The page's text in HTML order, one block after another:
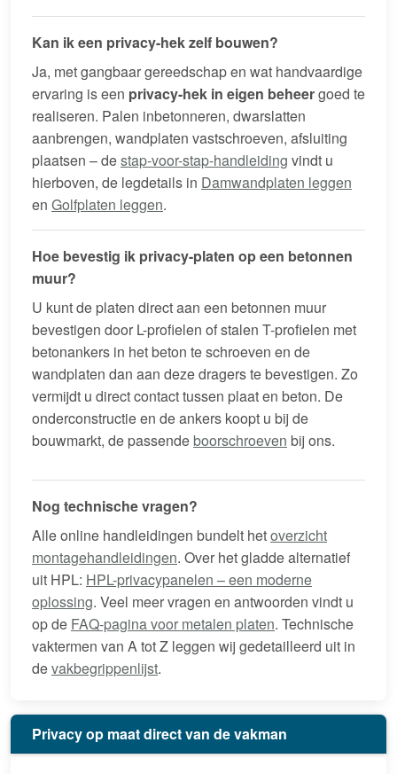
Kan ik een privacy-hek zelf bouwen?
Ja, met gangbaar gereedschap en wat handvaardige
ervaring is een privacy-hek in eigen beheergoed te
realiseren. Palen inbetonneren, dwarslatten
aanbrengen, wandplaten vastschroeven, afsluiting
plaatsen – destap-voor-stap-handleiding vindt u
hierboven, de legdetails in Damwandplaten leggen
en Golfplaten leggen.
Hoe bevestig ik privacy-platen op een betonnen
muur?
U kunt de platen direct aan een betonnen muur
bevestigen door L-profielen of stalen T-profielen met
betonankers in het beton te schroeven en de
wandplaten dan aan deze dragers te bevestigen. Zo
vermijdt u direct contact tussen plaat en beton. De
onderconstructie en de ankers koopt u bij de
bouwmarkt, de passende boorschroeven bij ons.
Nog technische vragen?
Alle online handleidingen bundelt hetoverzicht
montagehandleidingen. Over het gladde alternatief
uit HPL: HPL-privacypanelen – een moderne
oplossing. Veel meer vragen en antwoorden vindt u
op de FAQ-pagina voor metalen platen. Technische
vaktermen van A tot Z leggen wij gedetailleerd uit in
devakbegrippenlijst.
Privacy op maat direct van de vakman